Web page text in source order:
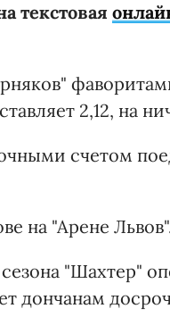
текстовая
2,12, на
счетом
на "Арене
"Шахтер"
дончанам